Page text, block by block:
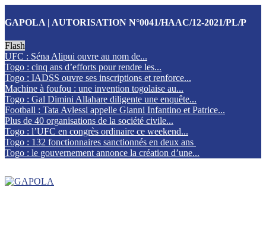
GAPOLA | AUTORISATION N°0041/HAAC/12-2021/PL/P
Flash
UFC : Séna Alipui ouvre au nom de...
Togo : cinq ans d’efforts pour rendre les...
Togo : IADSS ouvre ses inscriptions et renforce...
Machine à foufou : une invention togolaise au...
Togo : Gal Dimini Allahare diligente une enquête...
Football : Tata Avlessi appelle Gianni Infantino et Patrice...
Plus de 40 organisations de la société civile...
Togo : l’UFC en congrès ordinaire ce weekend...
Togo : 132 fonctionnaires sanctionnés en deux ans
Togo : le gouvernement annonce la création d’une...